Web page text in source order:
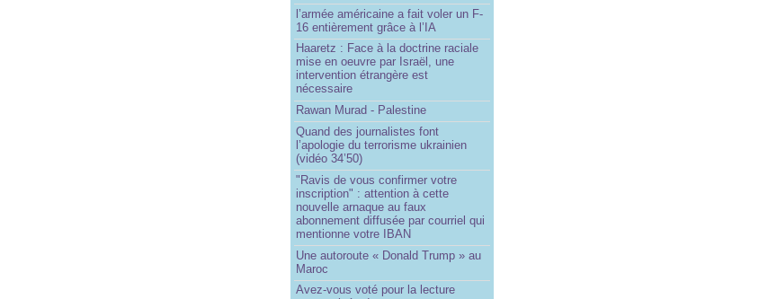
l’armée américaine a fait voler un F-
16 entièrement grâce à l’IA
Haaretz : Face à la doctrine raciale
mise en oeuvre par Israël, une
intervention étrangère est
nécessaire
Rawan Murad - Palestine
Quand des journalistes font
l’apologie du terrorisme ukrainien
(vidéo 34’50)
"Ravis de vous confirmer votre
inscription" : attention à cette
nouvelle arnaque au faux
abonnement diffusée par courriel qui
mentionne votre IBAN
Une autoroute « Donald Trump » au
Maroc
Avez-vous voté pour la lecture